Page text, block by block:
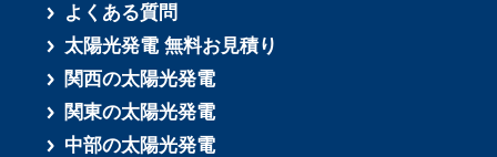
よくある質問
太陽光発電 無料お見積り
関西の太陽光発電
関東の太陽光発電
中部の太陽光発電